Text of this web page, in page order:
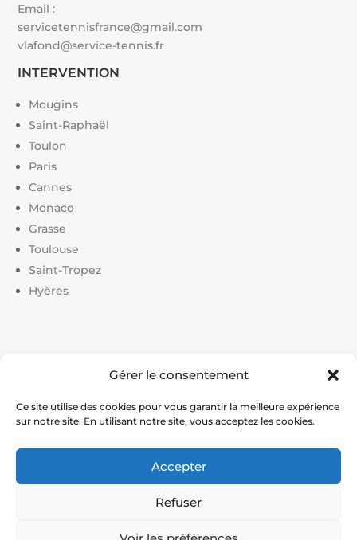
Gérer le consentement
Ce site utilise des cookies pour vous garantir la meilleure expérience
sur notre site. En utilisant notre site, vous acceptez les cookies.
Accepter
Refuser
Email :
servicetennisfrance@gmail.com
vlafond@service-tennis.fr
INTERVENTION
Mougins
Saint-Raphaël
Toulon
Paris
Cannes
Monaco
Grasse
Toulouse
Saint-Tropez
Hyères
Liens utiles :
tennis|Prix construction terrain de tennis|Devis
construction terrain de pickleball|Prix construction
© Service Tennis – Expert en construction et rénovation
de courts de tennis en France